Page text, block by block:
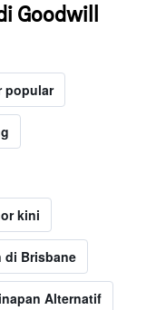
Goodwill
popular
kini
di Brisbane
Alternatif